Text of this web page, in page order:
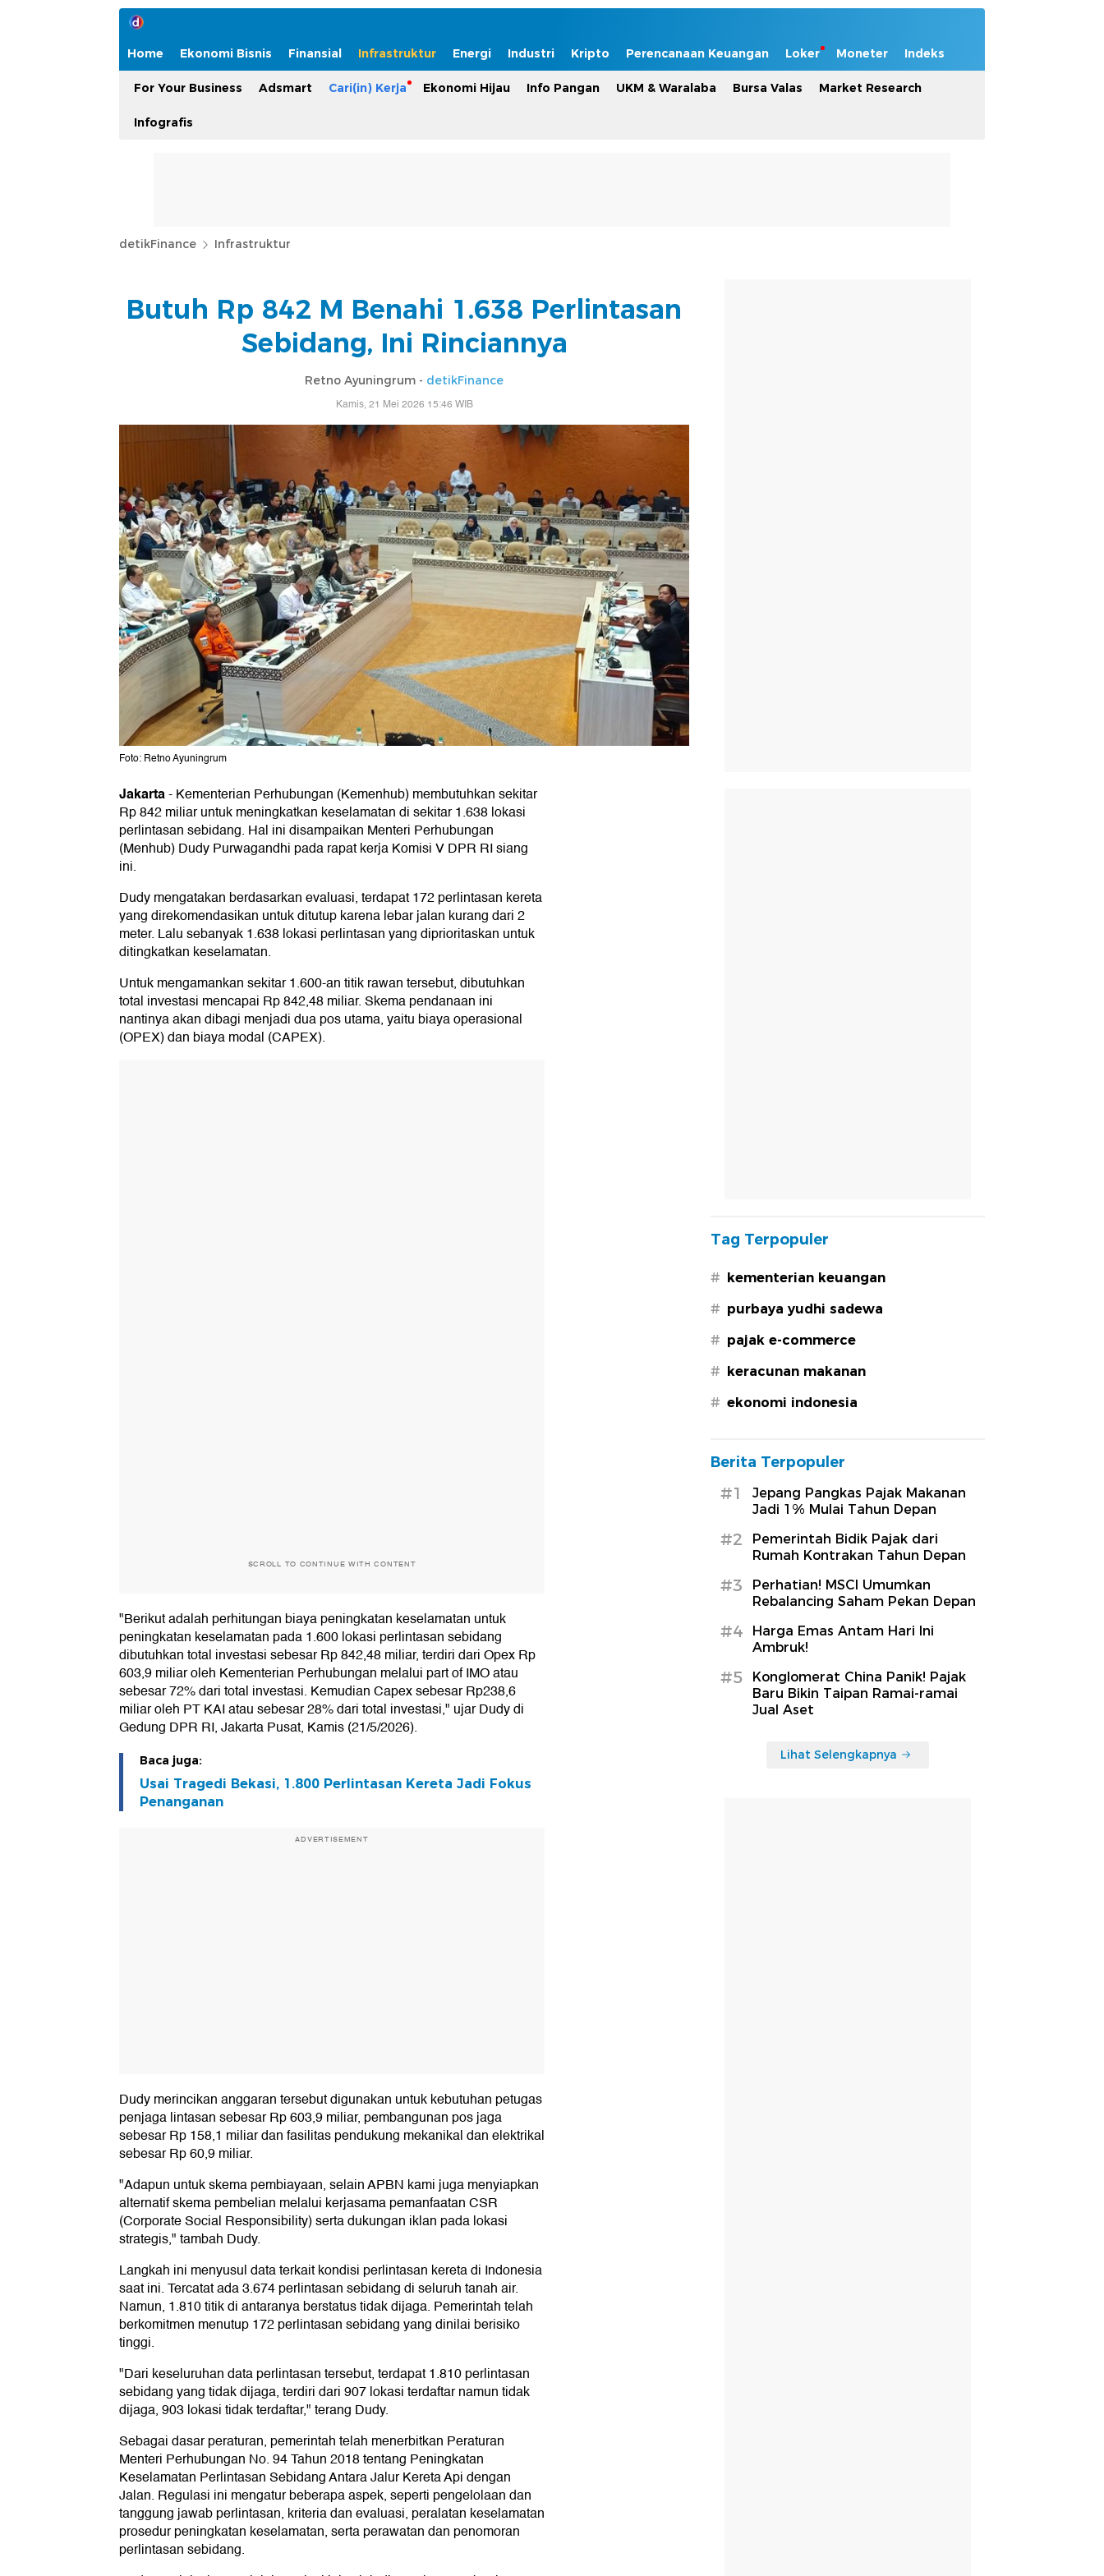
Home Ekonomi Bisnis Finansial Infrastruktur Energi Industri Kripto Perencanaan Keuangan Loker Moneter Indeks
For Your Business Adsmart Cari(in) Kerja Ekonomi Hijau Info Pangan UKM & Waralaba Bursa Valas Market Research
Infografis
detikFinance Infrastruktur
Butuh Rp 842 M Benahi 1.638 Perlintasan
Sebidang, Ini Rinciannya
Retno Ayuningrum - detikFinance
Kamis, 21 Mei 2026 15:46 WIB
Foto: Retno Ayuningrum
Jakarta-Kementerian Perhubungan (Kemenhub) membutuhkan sekitar
Rp 842 miliar untuk meningkatkan keselamatan di sekitar 1.638 lokasi
perlintasan sebidang. Hal ini disampaikan Menteri Perhubungan
(Menhub) Dudy Purwagandhi pada rapat kerja Komisi V DPR RI siang
ini.
Dudy mengatakan berdasarkan evaluasi, terdapat 172 perlintasan kereta
yang direkomendasikan untuk ditutup karena lebar jalan kurang dari 2
meter. Lalu sebanyak 1.638 lokasi perlintasan yang diprioritaskan untuk
ditingkatkan keselamatan.
Untuk mengamankan sekitar 1.600-an titik rawan tersebut, dibutuhkan
total investasi mencapai Rp 842,48 miliar. Skema pendanaan ini
nantinya akan dibagi menjadi dua pos utama, yaitu biaya operasional
(OPEX) dan biaya modal (CAPEX).
SCROLL TO CONTINUE WITH CONTENT
"Berikut adalah perhitungan biaya peningkatan keselamatan untuk
peningkatan keselamatan pada 1.600 lokasi perlintasan sebidang
dibutuhkan total investasi sebesar Rp 842,48 miliar, terdiri dari Opex Rp
603,9 miliar oleh Kementerian Perhubungan melalui part of IMO atau
sebesar 72% dari total investasi. Kemudian Capex sebesar Rp238,6
miliar oleh PT KAI atau sebesar 28% dari total investasi," ujar Dudy di
Gedung DPR RI, Jakarta Pusat, Kamis (21/5/2026).
Baca juga:
Usai Tragedi Bekasi, 1.800 Perlintasan Kereta Jadi Fokus
Penanganan
ADVERTISEMENT
Dudy merincikan anggaran tersebut digunakan untuk kebutuhan petugas
penjaga lintasan sebesar Rp 603,9 miliar, pembangunan pos jaga
sebesar Rp 158,1 miliar dan fasilitas pendukung mekanikal dan elektrikal
sebesar Rp 60,9 miliar.
"Adapun untuk skema pembiayaan, selain APBN kami juga menyiapkan
alternatif skema pembelian melalui kerjasama pemanfaatan CSR
(Corporate Social Responsibility) serta dukungan iklan pada lokasi
strategis," tambah Dudy.
Langkah ini menyusul data terkait kondisi perlintasan kereta di Indonesia
saat ini. Tercatat ada 3.674 perlintasan sebidang di seluruh tanah air.
Namun, 1.810 titik di antaranya berstatus tidak dijaga. Pemerintah telah
berkomitmen menutup 172 perlintasan sebidang yang dinilai berisiko
tinggi.
"Dari keseluruhan data perlintasan tersebut, terdapat 1.810 perlintasan
sebidang yang tidak dijaga, terdiri dari 907 lokasi terdaftar namun tidak
dijaga, 903 lokasi tidak terdaftar," terang Dudy.
Sebagai dasar peraturan, pemerintah telah menerbitkan Peraturan
Menteri Perhubungan No. 94 Tahun 2018 tentang Peningkatan
Keselamatan Perlintasan Sebidang Antara Jalur Kereta Api dengan
Jalan. Regulasi ini mengatur beberapa aspek, seperti pengelolaan dan
tanggung jawab perlintasan, kriteria dan evaluasi, peralatan keselamatan
prosedur peningkatan keselamatan, serta perawatan dan penomoran
perlintasan sebidang.
Tag Terpopuler
# kementerian keuangan
# purbaya yudhi sadewa
# pajak e-commerce
# keracunan makanan
# ekonomi indonesia
Berita Terpopuler
#1
Jepang Pangkas Pajak Makanan
Jadi 1% Mulai Tahun Depan
#2
Pemerintah Bidik Pajak dari
Rumah Kontrakan Tahun Depan
#3
Perhatian! MSCI Umumkan
Rebalancing Saham Pekan Depan
#4
Harga Emas Antam Hari Ini
Ambruk!
#5
Konglomerat China Panik! Pajak
Baru Bikin Taipan Ramai-ramai
Jual Aset
Lihat Selengkapnya